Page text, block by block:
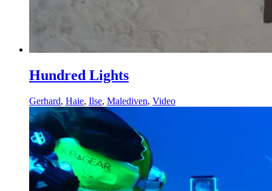
Hundred Lights
Gerhard, Haie, Ilse, Malediven, Video